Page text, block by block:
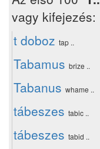
vagy kifejezés:
t doboz tap ..
Tabamus brize ..
Tabanus whame ..
tábeszes tabic ..
tábeszes tabid ..